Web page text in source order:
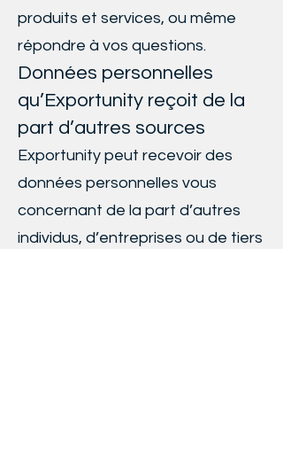
produits et services, ou même
répondre à vos questions.
Données personnelles
qu’Exportunity reçoit de la
part d’autres sources
Exportunity peut recevoir des
données personnelles vous
concernant de la part d’autres
individus, d’entreprises ou de tiers